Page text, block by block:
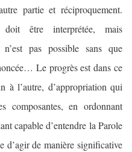
partie et réciproquement.
être interprétée, mais
n’est pas possible sans que
Le progrès est dans ce
à l’autre, d’appropriation qui
composantes, en ordonnant
capable d’entendre la Parole
d’agir de manière significative